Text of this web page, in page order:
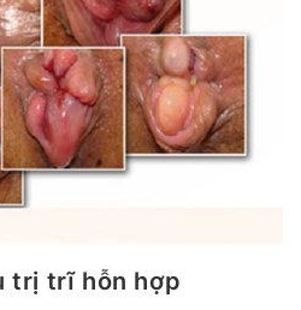
trị trĩ hỗn hợp